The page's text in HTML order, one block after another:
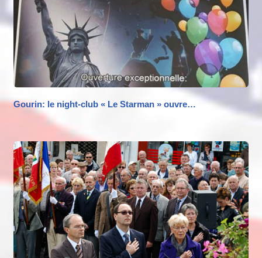
Gourin: le night-club « Le Starman » ouvre…